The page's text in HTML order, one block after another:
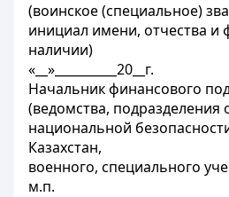
(воинское (специальное)
инициал имени, отчества и
наличии)
«__»__________20__г.
Начальник финансового
(ведомства, подразделения
национальной
Казахстан,
военного, специального
м.п.